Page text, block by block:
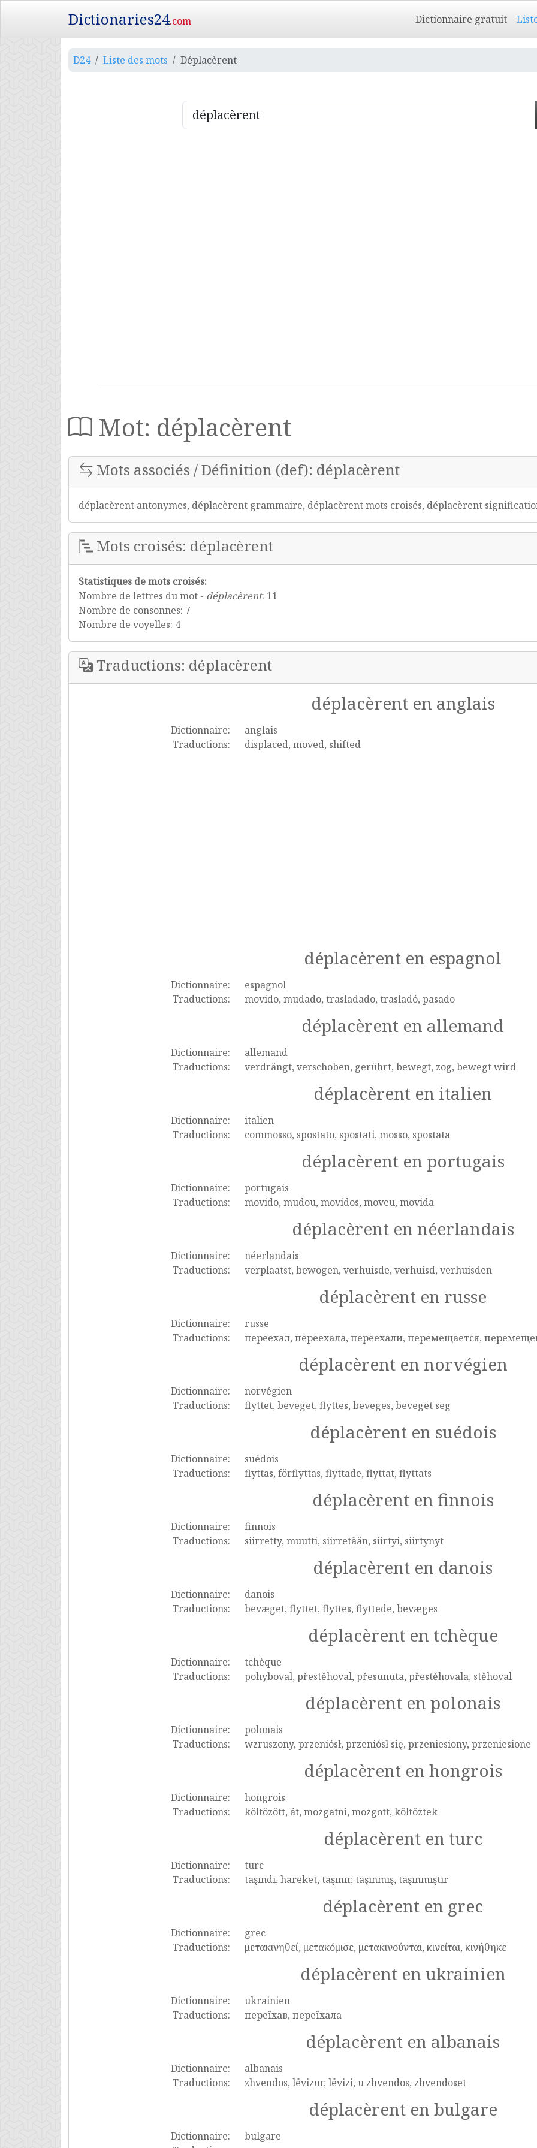
Dictionaries24.com Dictionnaire gratuit
D24 Liste des mots Déplacèrent
Mot: déplacèrent
Mots associés / Définition (def): déplacèrent
déplacèrent antonymes, déplacèrent grammaire, déplacèrent mots croisés, déplacèrent
Mots croisés: déplacèrent
Statistiques de mots croisés:
Nombre de lettres du mot - déplacèrent: 11
Nombre de consonnes: 7
Nombre de voyelles: 4
Traductions: déplacèrent
déplacèrent en anglais
Dictionnaire:
anglais
Traductions:
displaced, moved, shifted
déplacèrent en espagnol
Dictionnaire:
espagnol
Traductions:
movido, mudado, trasladado, trasladó, pasado
déplacèrent en allemand
Dictionnaire:
allemand
Traductions:
verdrängt, verschoben, gerührt, bewegt, zog, bewegt wird
déplacèrent en italien
Dictionnaire:
italien
Traductions:
commosso, spostato, spostati, mosso, spostata
déplacèrent en portugais
Dictionnaire:
portugais
Traductions:
movido, mudou, movidos, moveu, movida
déplacèrent en néerlandais
Dictionnaire:
néerlandais
Traductions:
verplaatst, bewogen, verhuisde, verhuisd, verhuisden
déplacèrent en russe
Dictionnaire:
russe
Traductions:
переехал, переехала, переехали, перемещается,
déplacèrent en norvégien
Dictionnaire:
norvégien
Traductions:
flyttet, beveget, flyttes, beveges, beveget seg
déplacèrent en suédois
Dictionnaire:
suédois
Traductions:
flyttas, förflyttas, flyttade, flyttat, flyttats
déplacèrent en finnois
Dictionnaire:
finnois
Traductions:
siirretty, muutti, siirretään, siirtyi, siirtynyt
déplacèrent en danois
Dictionnaire:
danois
Traductions:
bevæget, flyttet, flyttes, flyttede, bevæges
déplacèrent en tchèque
Dictionnaire:
tchèque
Traductions:
pohyboval, přestěhoval, přesunuta, přestěhovala, stěhoval
déplacèrent en polonais
Dictionnaire:
polonais
Traductions:
wzruszony, przeniósł, przeniósł się, przeniesiony, przeniesione
déplacèrent en hongrois
Dictionnaire:
hongrois
Traductions:
költözött, át, mozgatni, mozgott, költöztek
déplacèrent en turc
Dictionnaire:
turc
Traductions:
taşındı, hareket, taşınır, taşınmış, taşınmıştır
déplacèrent en grec
Dictionnaire:
grec
Traductions:
μετακινηθεί, μετακόμισε, μετακινούνται, κινείται, κινήθηκε
déplacèrent en ukrainien
Dictionnaire:
ukrainien
Traductions:
переїхав, переїхала
déplacèrent en albanais
Dictionnaire:
albanais
Traductions:
zhvendos, lëvizur, lëvizi, u zhvendos, zhvendoset
déplacèrent en bulgare
Dictionnaire:
bulgare